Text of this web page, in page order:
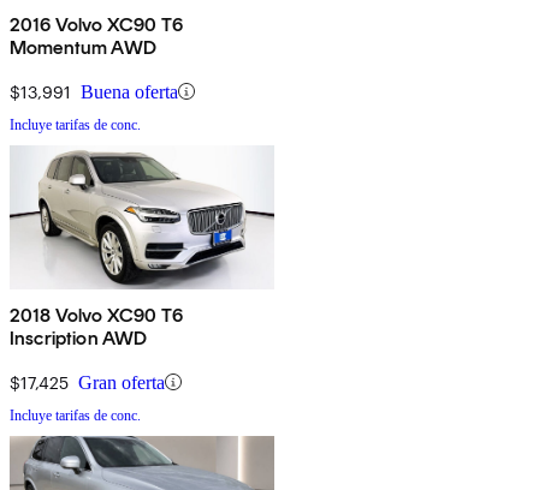
2016 Volvo XC90 T6
Momentum AWD
$13,991 Buena oferta
Incluye tarifas de conc.
2018 Volvo XC90 T6
Inscription AWD
$17,425 Gran oferta
Incluye tarifas de conc.